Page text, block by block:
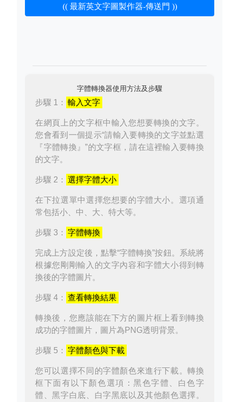
(( 最新英文字圖製作器-傳送門 ))
字體轉換器使用方法及步驟
步驟 1： 輸入文字
在網頁上的文字框中輸入您想要轉換的文字。
您會看到一個提示“請輸入要轉換的文字並點選
『字體轉換』”的文字框，請在這裡輸入要轉換
的文字。
步驟 2： 選擇字體大小
在下拉選單中選擇您想要的字體大小。選項通
常包括小、中、大、特大等。
步驟 3： 字體轉換
完成上方設定後，點擊“字體轉換”按鈕。系統將
根據您剛剛輸入的文字內容和字體大小得到轉
換後的字體圖片。
步驟 4： 查看轉換結果
轉換後，您應該能在下方的圖片框上看到轉換
成功的字體圖片，圖片為PNG透明背景。
步驟 5： 字體顏色與下載
您可以選擇不同的字體顏色來進行下載。轉換
框下面有以下顏色選項：黑色字體、白色字
體、黑字白底、白字黑底以及其他顏色選擇。